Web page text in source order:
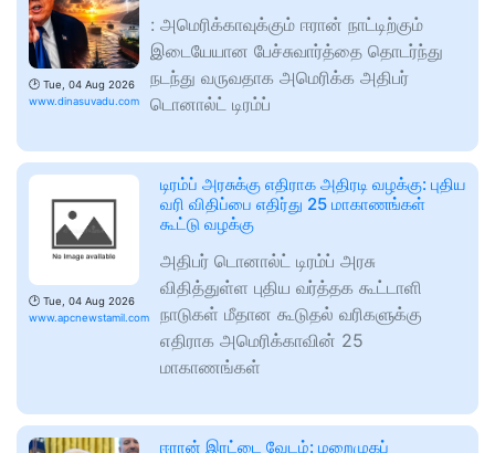
🕑 Tue, 04 Aug 2026
www.dinasuvadu.com
: அமெரிக்காவுக்கும் ஈரான் நாட்டிற்கும்
இடையேயான பேச்சுவார்த்தை தொடர்ந்து
நடந்து வருவதாக அமெரிக்க அதிபர்
டொனால்ட் டிரம்ப்
🕑 Tue, 04 Aug 2026
www.apcnewstamil.com
டிரம்ப் அரசுக்கு எதிராக அதிரடி வழக்கு: புதிய
வரி விதிப்பை எதிர்து 25 மாகாணங்கள்
கூட்டு வழக்கு
அதிபர் டொனால்ட் டிரம்ப் அரசு
விதித்துள்ள புதிய வர்த்தக கூட்டாளி
நாடுகள் மீதான கூடுதல் வரிகளுக்கு
எதிராக அமெரிக்காவின் 25
மாகாணங்கள்
ஈரான் இரட்டை வேடம்: மறைமுகப்